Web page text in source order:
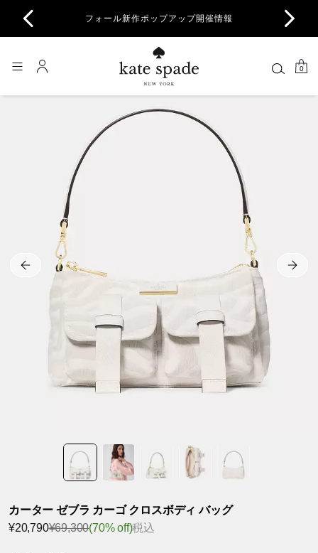
フォール新作ポップアップ開催情報
0
カーター ゼブラ カーゴ クロスボディ バッグ
¥20,790¥69,300(70% off)税込